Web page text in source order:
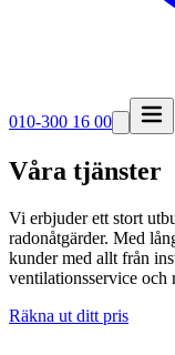
010-300 16 00
Våra tjänster
Vi erbjuder ett stort
radonåtgärder. Med
kunder med allt från
ventilationsservice och
Räkna ut ditt pris